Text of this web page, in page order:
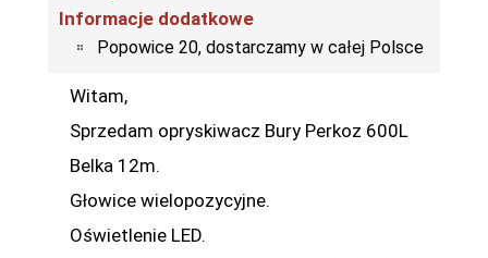
Informacje dodatkowe
Popowice 20, dostarczamy w całej Polsce
Witam,
Sprzedam opryskiwacz Bury Perkoz 600L
Belka 12m.
Głowice wielopozycyjne.
Oświetlenie LED.